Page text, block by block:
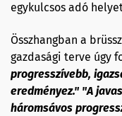
egykulcsos adó
Összhangban a
gazdasági terve úgy
progresszívebb,
eredményez." "A
háromsávos